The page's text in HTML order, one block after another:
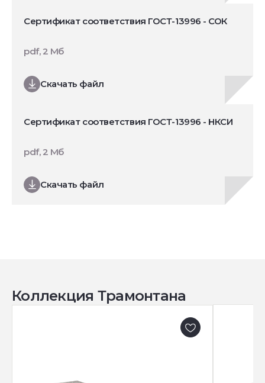
Сертификат соответствия ГОСТ-13996 - СОК
Скачать файл
pdf, 2 Мб
Сертификат соответствия ГОСТ-13996 - НКСИ
Скачать файл
pdf, 2 Мб
Коллекция Трамонтана